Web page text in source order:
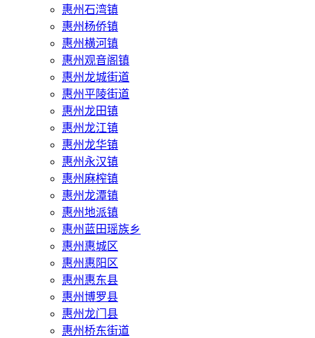
惠州石湾镇
惠州杨侨镇
惠州横河镇
惠州观音阁镇
惠州龙城街道
惠州平陵街道
惠州龙田镇
惠州龙江镇
惠州龙华镇
惠州永汉镇
惠州麻榨镇
惠州龙潭镇
惠州地派镇
惠州蓝田瑶族乡
惠州惠城区
惠州惠阳区
惠州惠东县
惠州‌博罗县
惠州‌龙门县
惠州桥东街道